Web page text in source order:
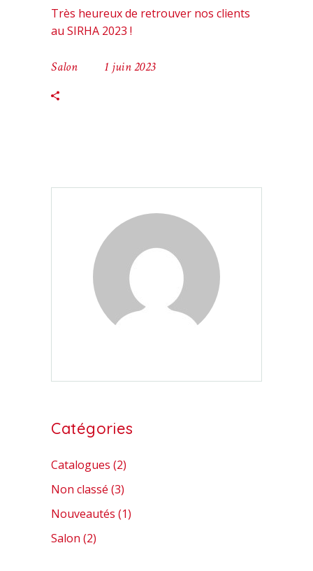
Très heureux de retrouver nos clients
au SIRHA 2023 !
Salon 1 juin 2023
Catégories
Catalogues (2)
Non classé (3)
Nouveautés (1)
Salon (2)